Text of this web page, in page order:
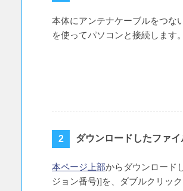
本体にアンテナケーブルをつな
を使ってパソコンと接続します。
ダウンロードしたファイ
本ページ上部からダウンロード
ジョン番号)]を、ダブルクリック